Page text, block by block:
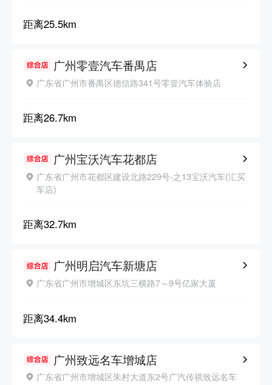
距离25.5km
广州零壹汽车番禺店
广东省广州市番禺区德信路341号零壹汽车体验店
距离26.7km
广州宝沃汽车花都店
广东省广州市花都区建设北路229号-之13宝沃汽车(汇买
车店)
距离32.7km
广州明启汽车新塘店
广东省广州市增城区东坑三横路7～9号亿家大厦
距离34.4km
广州致远名车增城店
广东省广州市增城区朱村大道东2号广汽传祺致远名车